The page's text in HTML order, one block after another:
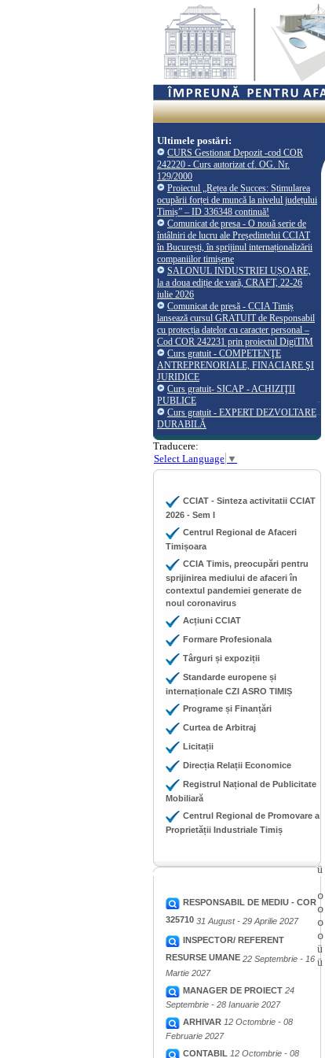
Ultimele postări:
CURS Gestionar Depozit -cod COR
242220 - Curs autorizat cf. OG. Nr.
129/2000
Proiectul „Rețea de Succes: Stimularea
ocupării forței de muncă la nivelul județului
Timiș” – ID 336348 continuă!
Comunicat de presa - O nouă serie de
întâlniri de lucru ale Președintelui CCIAT
în București, în sprijinul internaționalizării
companiilor timișene
SALONUL INDUSTRIEI UȘOARE,
la a doua ediție de vară, CRAFT, 22-26
iulie 2026
Comunicat de presă - CCIA Timiș
lansează cursul GRATUIT de Responsabil
cu protecția datelor cu caracter personal –
Cod COR 242231 prin proiectul DigiTIM
Curs gratuit - COMPETENŢE
ANTREPRENORIALE, FINACIARE ŞI
JURIDICE
Curs gratuit- SICAP - ACHIZIŢII
PUBLICE
Curs gratuit - EXPERT DEZVOLTARE
DURABILĂ
Traducere:
Select Language ▼
CCIAT - Sinteza activitatii CCIAT
2026 - Sem I
Centrul Regional de Afaceri
Timișoara
CCIA Timis, preocupări pentru
sprijinirea mediului de afaceri în
contextul pandemiei generate de
noul coronavirus
Acțiuni CCIAT
Formare Profesionala
Târguri și expoziții
Standarde europene și
internaționale CZI ASRO TIMIȘ
Programe și Finanțări
Curtea de Arbitraj
Licitații
Direcția Relații Economice
Registrul Național de Publicitate
Mobiliară
Centrul Regional de Promovare a
Proprietății Industriale Timiș
RESPONSABIL DE MEDIU - COR
325710 31 August - 29 Aprilie 2027
INSPECTOR/ REFERENT
RESURSE UMANE 22 Septembrie - 16
Martie 2027
MANAGER DE PROIECT 24
Septembrie - 28 Ianuarie 2027
ARHIVAR 12 Octombrie - 08
Februarie 2027
CONTABIL 12 Octombrie - 08
-
-
ü
o
o
o
o
ü
ü